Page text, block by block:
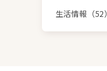
生活情報（52）